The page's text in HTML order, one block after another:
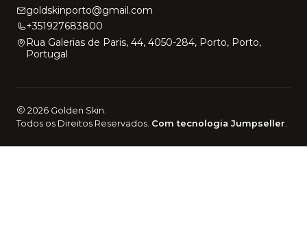
goldskinporto@gmail.com
+351927683800
Rua Galerias de Paris, 44, 4050-284, Porto, Porto,
Portugal
2026 Golden Skin.
Todos os Direitos Reservados. Com tecnologia Jumpseller.